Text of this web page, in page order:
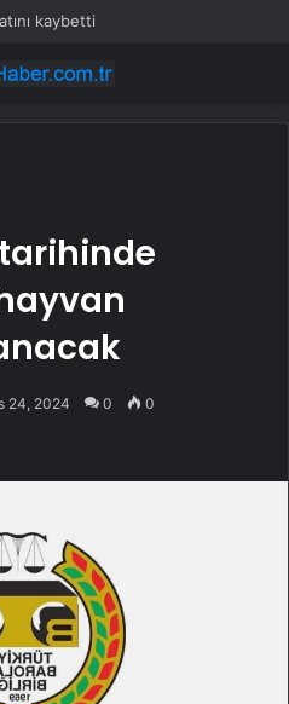
kaybetti
24, 2024 0 0